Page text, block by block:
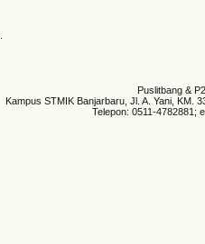
Puslitbang &
Kampus STMIK Banjarbaru, Jl. A. Yani, KM.
Telepon: 0511-4782881;